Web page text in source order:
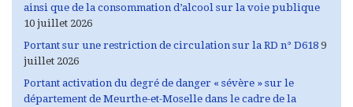
ainsi que de la consommation d’alcool sur la voie publique
10 juillet 2026
Portant sur une restriction de circulation sur la RD n° D618 9
juillet 2026
Portant activation du degré de danger « sévère » sur le
département de Meurthe-et-Moselle dans le cadre de la